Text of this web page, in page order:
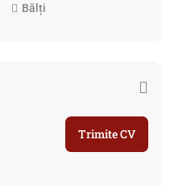
Bălți
Trimite CV